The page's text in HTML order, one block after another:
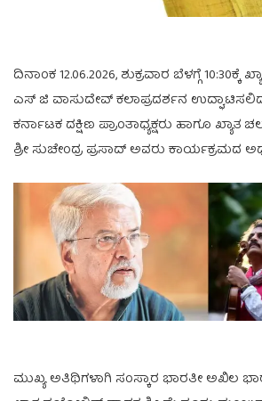
ದಿನಾಂಕ 12.06.2026, ಶುಕ್ರವಾರ ಬೆಳಗ್ಗೆ 10:30ಕ್ಕೆ
ಎಸ್ ಜಿ ವಾಸುದೇವ್ ಕಲಾಪ್ರದರ್ಶನ
ಕರ್ನಾಟಕ ದಕ್ಷಿಣ ಪ್ರಾಂತಾಧ್ಯಕ್ಷರು ಹಾಗೂ ಖ್ಯಾತ
ಶ್ರೀ ಸುಚೇಂದ್ರ ಪ್ರಸಾದ್ ಅವರು ಕಾರ್ಯಕ್ರಮದ
ಮುಖ್ಯ ಅತಿಥಿಗಳಾಗಿ ಸಂಸ್ಕಾರ ಭಾರತೀ ಅಖಿಲ